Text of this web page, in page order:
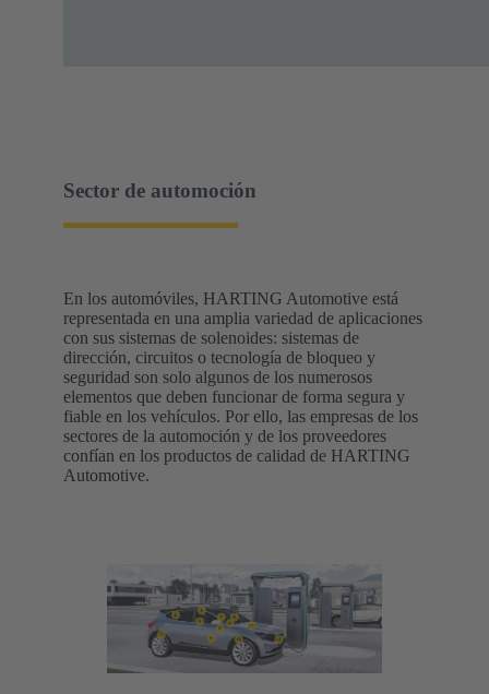
Sector de automoción
En los automóviles, HARTING Automotive está
representada en una amplia variedad de aplicaciones
con sus sistemas de solenoides: sistemas de
dirección, circuitos o tecnología de bloqueo y
seguridad son solo algunos de los numerosos
elementos que deben funcionar de forma segura y
fiable en los vehículos. Por ello, las empresas de los
sectores de la automoción y de los proveedores
confían en los productos de calidad de HARTING
Automotive.